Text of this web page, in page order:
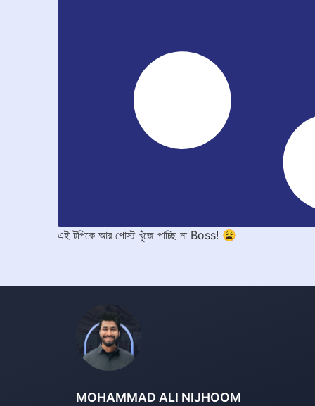
এই টপিকে আর পোস্ট খুঁজে পাচ্ছি না Boss! 😩
MOHAMMAD ALI NIJHOOM